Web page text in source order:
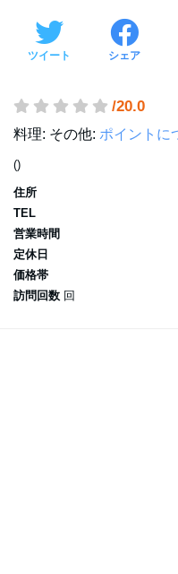
ツイート シェア
/20.0
料理: その他: ポイントに
()
住所
TEL
営業時間
定休日
価格帯
訪問回数 回